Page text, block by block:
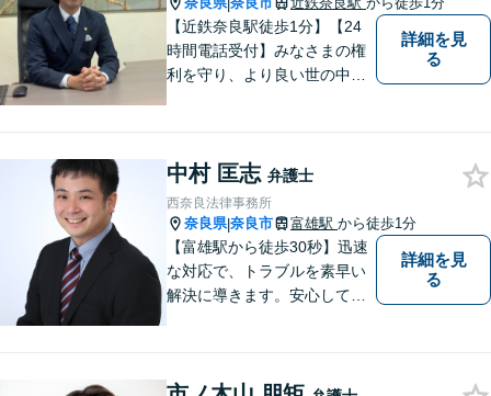
|
【近鉄奈良駅徒歩1分】【24
時間電話受付】みなさまの権
利を守り、より良い世の中に
ています。法律トラブルでお
悩みごとがありましたら、お
気軽にご相談ください。
詳細を見
る
中村 匡志 弁護士
西奈良法律事務所
奈良県|奈良市 富雄駅 から徒歩1分
【富雄駅から徒歩30秒】迅速
な対応で、トラブルを素早い
解決に導きます。安心して話
続・遺言・交通事故・借金・
詳細を見
る